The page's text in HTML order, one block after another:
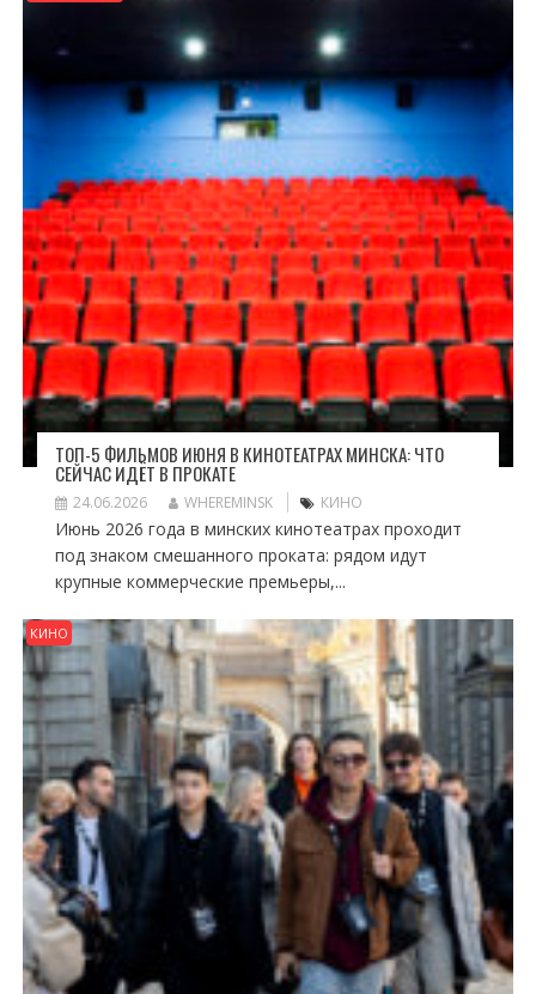
ТОП-5 ФИЛЬМОВ ИЮНЯ В КИНОТЕАТРАХ МИНСКА: ЧТО
СЕЙЧАС ИДЁТ В ПРОКАТЕ
24.06.2026 WHEREMINSK КИНО
Июнь 2026 года в минских кинотеатрах проходит
под знаком смешанного проката: рядом идут
крупные коммерческие премьеры,...
КИНО